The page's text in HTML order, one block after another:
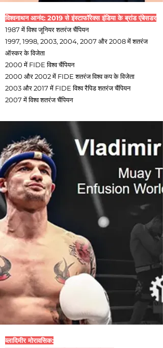
विश्वनाथन आनंद: 2019 से इंस्टाफॉरेक्स इंडिया के ब्रांड एंबेसडर
1987 में विश्व जूनियर शतरंज चैंपियन
1997, 1998, 2003, 2004, 2007 और 2008 में शतरंज
ऑस्कर के विजेता
2000 में FIDE विश्व चैंपियन
2000 और 2002 में FIDE शतरंज विश्व कप के विजेता
2003 और 2017 में FIDE विश्व रैपिड शतरंज चैंपियन
2007 में विश्व शतरंज चैंपियन
व्लादिमीर मोरावसिक: